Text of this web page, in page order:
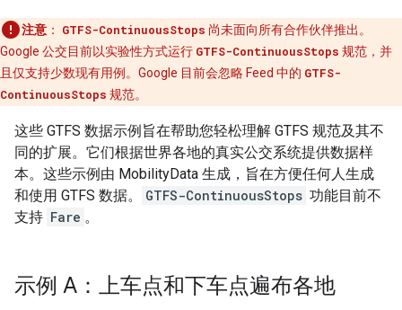
注意 ： GTFS-ContinuousStops 尚未面向所有合作伙伴推出。
Google 公交目前以实验性方式运行 GTFS-ContinuousStops 规范，并
且仅支持少数现有用例。Google 目前会忽略 Feed 中的 GTFS-
ContinuousStops 规范。
这些 GTFS 数据示例旨在帮助您轻松理解 GTFS 规范及其不
同的扩展。它们根据世界各地的真实公交系统提供数据样
本。这些示例由 MobilityData 生成，旨在方便任何人生成
和使用 GTFS 数据。
GTFS-ContinuousStops 功能目前不
支持 Fare 。
示例 A：上车点和下车点遍布各地